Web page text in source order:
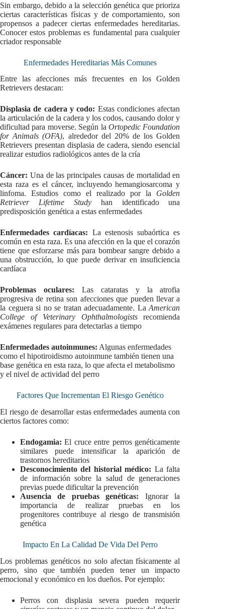
Sin embargo, debido a la selección genética que prioriza
ciertas características físicas y de comportamiento, son
propensos a padecer ciertas enfermedades hereditarias.
Conocer estos problemas es fundamental para cualquier
criador responsable
Enfermedades Hereditarias Más Comunes
Entre las afecciones más frecuentes en los Golden
Retrievers destacan:
Displasia de cadera y codo: Estas condiciones afectan
la articulación de la cadera y los codos, causando dolor y
dificultad para moverse. Según la Ortopedic Foundation
for Animals (OFA), alrededor del 20% de los Golden
Retrievers presentan displasia de cadera, siendo esencial
realizar estudios radiológicos antes de la cría
Cáncer: Una de las principales causas de mortalidad en
esta raza es el cáncer, incluyendo hemangiosarcoma y
linfoma. Estudios como el realizado por la Golden
Retriever Lifetime Studyhan identificado una
predisposición genética a estas enfermedades
Enfermedades cardíacas: La estenosis subaórtica es
común en esta raza. Es una afección en la que el corazón
tiene que esforzarse más para bombear sangre debido a
una obstrucción, lo que puede derivar en insuficiencia
cardíaca
Problemas oculares: Las cataratas y la atrofia
progresiva de retina son afecciones que pueden llevar a
la ceguera si no se tratan adecuadamente. LaAmerican
College of Veterinary Ophthalmologistsrecomienda
exámenes regulares para detectarlas a tiempo
Enfermedades autoinmunes: Algunas enfermedades
como el hipotiroidismo autoinmune también tienen una
base genética en esta raza, lo que afecta el metabolismo
y el nivel de actividad del perro
Factores Que Incrementan El Riesgo Genético
El riesgo de desarrollar estas enfermedades aumenta con
ciertos factores como:
Endogamia: El cruce entre perros genéticamente
similares puede intensificar la aparición de
trastornos hereditarios
Desconocimiento del historial médico: La falta
de información sobre la salud de generaciones
previas puede dificultar la prevención
Ausencia de pruebas genéticas: Ignorar la
importancia de realizar pruebas en los
progenitores contribuye al riesgo de transmisión
genética
Impacto En La Calidad De Vida Del Perro
Los problemas genéticos no solo afectan físicamente al
perro, sino que también pueden tener un impacto
emocional y económico en los dueños. Por ejemplo:
Perros con displasia severa pueden requerir